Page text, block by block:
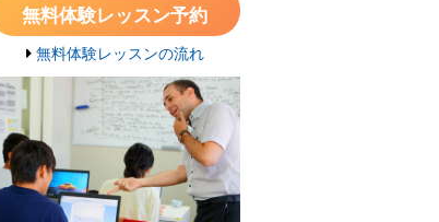
無料体験レッスン予約
無料体験レッスンの流れ